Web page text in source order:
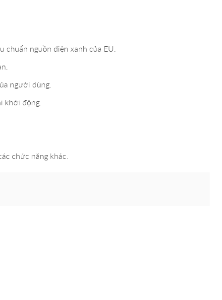
nguồn điện xanh của EU.
người dùng.
khởi động.
chức năng khác.